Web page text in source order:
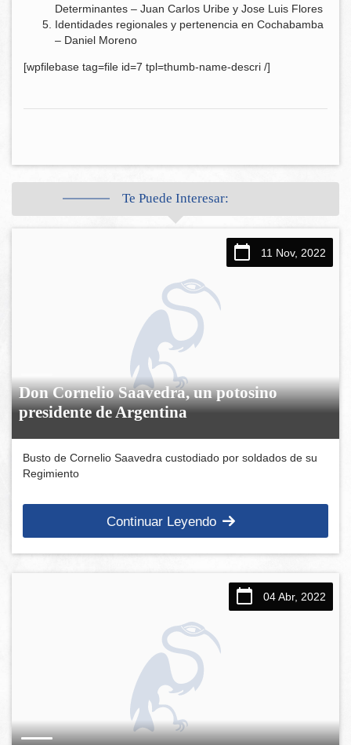
Determinantes – Juan Carlos Uribe y Jose Luis Flores
Identidades regionales y pertenencia en Cochabamba
– Daniel Moreno
[wpfilebase tag=file id=7 tpl=thumb-name-descri /]
Te Puede Interesar:
11 Nov, 2022
Don Cornelio Saavedra, un potosino
presidente de Argentina
Busto de Cornelio Saavedra custodiado por soldados de su
Regimiento
Continuar Leyendo
04 Abr, 2022